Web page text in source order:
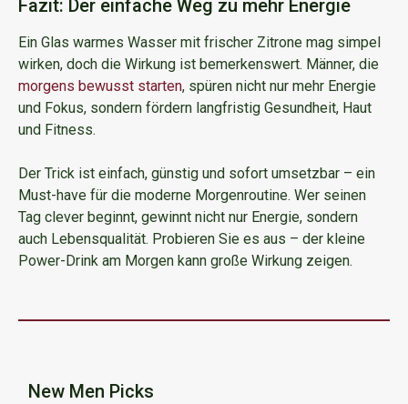
Fazit: Der einfache Weg zu mehr Energie
Ein Glas warmes Wasser mit frischer Zitrone mag simpel
wirken, doch die Wirkung ist bemerkenswert. Männer, die
morgens bewusst starten, spüren nicht nur mehr Energie
und Fokus, sondern fördern langfristig Gesundheit, Haut
und Fitness.
Der Trick ist einfach, günstig und sofort umsetzbar – ein
Must-have für die moderne Morgenroutine. Wer seinen
Tag clever beginnt, gewinnt nicht nur Energie, sondern
auch Lebensqualität. Probieren Sie es aus – der kleine
Power-Drink am Morgen kann große Wirkung zeigen.
New Men Picks